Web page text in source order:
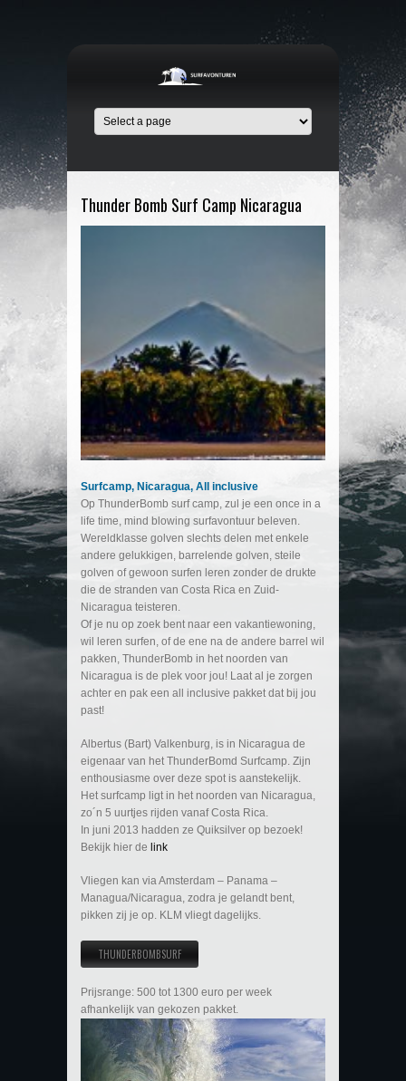
Thunder Bomb Surf Camp Nicaragua
Surfcamp, Nicaragua, All inclusive
Op ThunderBomb surf camp, zul je een once in a
life time, mind blowing surfavontuur beleven.
Wereldklasse golven slechts delen met enkele
andere gelukkigen, barrelende golven, steile
golven of gewoon surfen leren zonder de drukte
die de stranden van Costa Rica en Zuid-
Nicaragua teisteren.
Of je nu op zoek bent naar een vakantiewoning,
wil leren surfen, of de ene na de andere barrel wil
pakken, ThunderBomb in het noorden van
Nicaragua is de plek voor jou! Laat al je zorgen
achter en pak een all inclusive pakket dat bij jou
past!
Albertus (Bart) Valkenburg, is in Nicaragua de
eigenaar van het ThunderBomd Surfcamp. Zijn
enthousiasme over deze spot is aanstekelijk.
Het surfcamp ligt in het noorden van Nicaragua,
zo´n 5 uurtjes rijden vanaf Costa Rica.
In juni 2013 hadden ze Quiksilver op bezoek!
Bekijk hier de link
Vliegen kan via Amsterdam – Panama –
Managua/Nicaragua, zodra je gelandt bent,
pikken zij je op. KLM vliegt dagelijks.
THUNDERBOMBSURF
Prijsrange: 500 tot 1300 euro per week
afhankelijk van gekozen pakket.